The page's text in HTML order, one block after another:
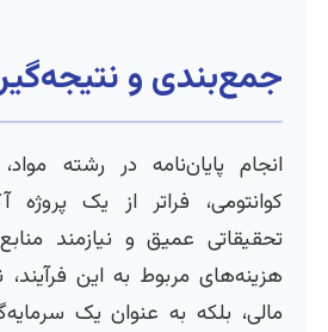
جمع‌بندی و
انجام پایان‌نامه در رشته
کوانتومی، فراتر از یک
تحقیقاتی عمیق و نیازمند
هزینه‌های مربوط به این
مالی، بلکه به عنوان یک